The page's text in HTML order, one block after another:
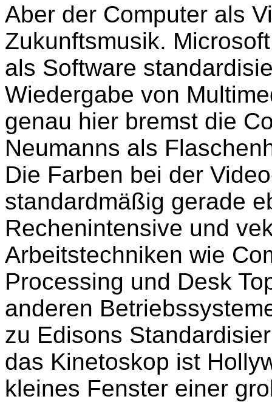
Aber der Computer als
Zukunftsmusik.
als Software
Wiedergabe von
genau hier bremst die
Neumanns als
Die Farben bei der
standardmäßig gerade
Rechenintensive und
Arbeitstechniken wie
Processing und Desk
anderen
zu Edisons
das Kinetoskop ist
kleines Fenster einer